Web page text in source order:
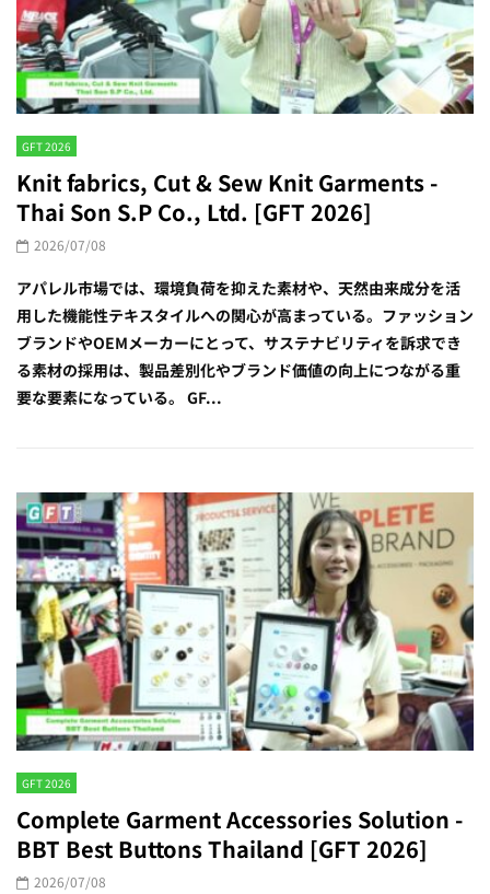
GFT 2026
Knit fabrics, Cut & Sew Knit Garments -
Thai Son S.P Co., Ltd. [GFT 2026]
2026/07/08
アパレル市場では、環境負荷を抑えた素材や、天然由来成分を活
用した機能性テキスタイルへの関心が高まっている。ファッション
ブランドやOEMメーカーにとって、サステナビリティを訴求でき
る素材の採用は、製品差別化やブランド価値の向上につながる重
要な要素になっている。 GF...
GFT 2026
Complete Garment Accessories Solution -
BBT Best Buttons Thailand [GFT 2026]
2026/07/08